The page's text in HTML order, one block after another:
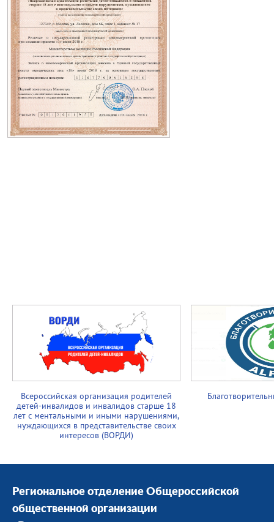
Всероссийская организация родителей
детей-инвалидов и инвалидов старше 18
лет с ментальными и иными нарушениями,
нуждающихся в представительстве своих
интересов (ВОРДИ)
Региональное отделение Общероссийской
общественной организации